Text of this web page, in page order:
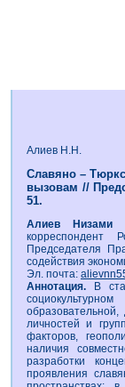
Алиев Н.Н.
Славяно –
вызовам //
51.
Алиев Низами
корреспондент
Председателя
содействия
Эл. почта:
Аннотация.
В
личностей и
факторов,
наличия
разработки
проявления